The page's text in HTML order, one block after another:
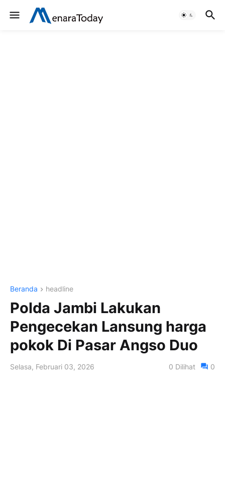
Beranda headline
Polda Jambi Lakukan
Pengecekan Lansung harga
pokok Di Pasar Angso Duo
Selasa, Februari 03, 2026 0 Dilihat 0